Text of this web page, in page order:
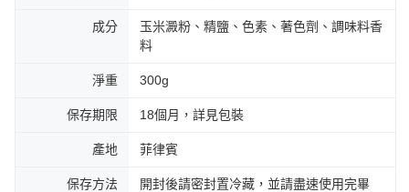
成分
玉米澱粉、精鹽、色素、著色劑、調味料香
料
淨重 300g
保存期限 18個月，詳見包裝
產地 菲律賓
保存方法 開封後請密封置冷藏，並請盡速使用完畢